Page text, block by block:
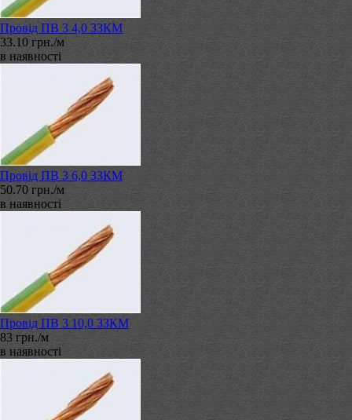
Провід ПВ 3 4,0 ЗЗКМ
33.10 грн./м
в наявності
Провід ПВ 3 6,0 ЗЗКМ
50.70 грн./м
в наявності
Провід ПВ 3 10,0 ЗЗКМ
83 грн./м
в наявності